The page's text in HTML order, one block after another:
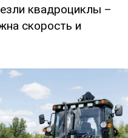
квадроциклы –
скорость и